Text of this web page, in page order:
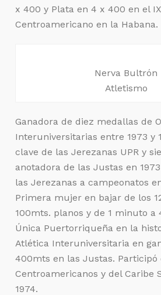
x 400 y Plata en 4 x 400 en el
Centroamericano en la Habana.
Nerva Bultrón
Atletismo
Ganadora de diez medallas de
Interuniversitarias entre 1973 y
clave de las Jerezanas UPR y
anotadora de las Justas en
las Jerezanas a campeonatos
Primera mujer en bajar de los
100mts. planos y de 1 minuto a
Única Puertorriqueña en la
Atlética Interuniversitaria en
400mts en las Justas. Participó
Centroamericanos y del Caribe
1974.